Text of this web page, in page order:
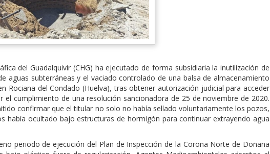
del Guadalquivir (CHG) ha ejecutado de forma subsidiaria la inutilización de
aguas subterráneas y el vaciado controlado de una balsa de almacenamiento
Rociana del Condado (Huelva), tras obtener autorización judicial para acceder
el cumplimiento de una resolución sancionadora de 25 de noviembre de 2020.
confirmar que el titular no solo no había sellado voluntariamente los pozos,
había ocultado bajo estructuras de hormigón para continuar extrayendo agua
periodo de ejecución del Plan de Inspección de la Corona Norte de Doñana